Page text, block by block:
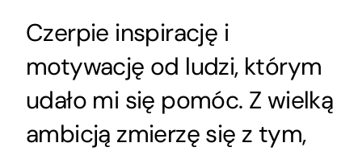
Czerpie inspirację i
motywację od ludzi, którym
udało mi się pomóc. Z wielką
ambicją zmierzę się z tym,